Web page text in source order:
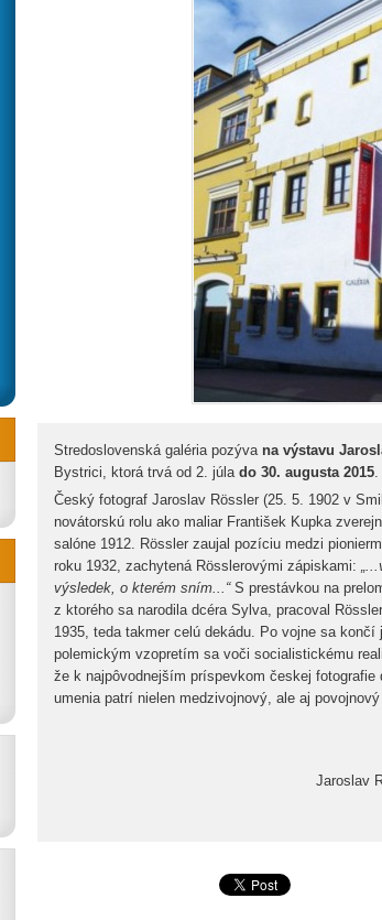
Stredoslovenská galéria pozýva na výstavu
Bystrici, ktorá trvá od 2. júla do 30. augusta 2015.
Český fotograf Jaroslav Rössler (25. 5. 1902 v
novátorskú rolu ako maliar František Kupka
salóne 1912. Rössler zaujal pozíciu medzi
roku 1932, zachytená Rösslerovými zápiskami:
výsledek, o kterém sním...“ S prestávkou na
z ktorého sa narodila dcéra Sylva, pracoval
1935, teda takmer celú dekádu. Po vojne sa
polemickým vzopretím sa voči socialistickému
že k najpôvodnejším príspevkom českej fotografie
umenia patrí nielen medzivojnový, ale aj
Jaroslav